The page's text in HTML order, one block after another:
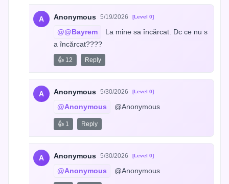
A Anonymous 5/19/2026 [Level 0]
@@Bayrem
La mine sa încărcat. Dc ce nu s
a încărcat????
👍 12 Reply
A Anonymous 5/30/2026 [Level 0]
@Anonymous @Anonymous
👍 1 Reply
A Anonymous 5/30/2026 [Level 0]
@Anonymous @Anonymous